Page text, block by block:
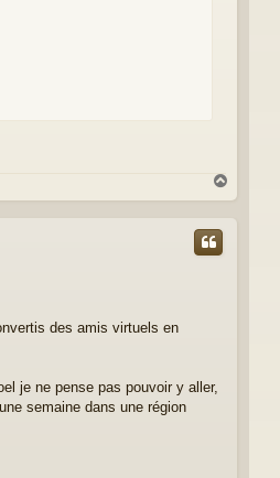
a
des amis virtuels en
je ne pense pas pouvoir y aller,
semaine dans une région